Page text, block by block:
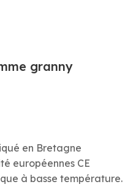
granny
en Bretagne
européennes CE
à basse température.